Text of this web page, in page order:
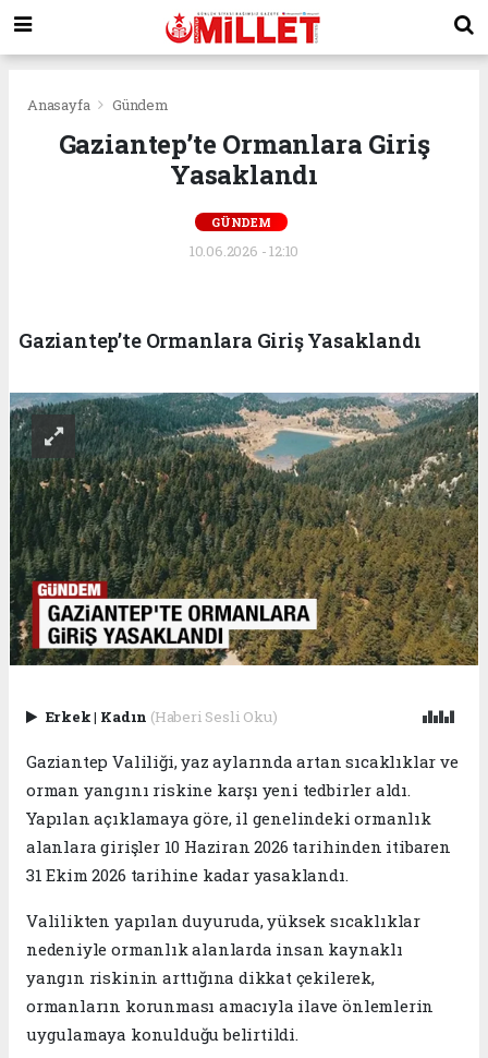
Anasayfa Gündem
Gaziantep’te Ormanlara Giriş
Yasaklandı
GÜNDEM
10.06.2026 - 12:10
Gaziantep’te Ormanlara Giriş Yasaklandı
Erkek| Kadın (Haberi Sesli Oku)
Gaziantep Valiliği, yaz aylarında artan sıcaklıklar ve
orman yangını riskine karşı yeni tedbirler aldı.
Yapılan açıklamaya göre, il genelindeki ormanlık
alanlara girişler 10 Haziran 2026 tarihinden itibaren
31 Ekim 2026 tarihine kadar yasaklandı.
Valilikten yapılan duyuruda, yüksek sıcaklıklar
nedeniyle ormanlık alanlarda insan kaynaklı
yangın riskinin arttığına dikkat çekilerek,
ormanların korunması amacıyla ilave önlemlerin
uygulamaya konulduğu belirtildi.